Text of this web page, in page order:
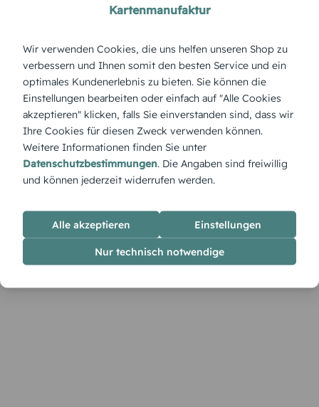
ÜBERBLICK:
Produktbeschreibung
Mit „Im Galopp“ wird der Geburtstag zum rasanten Ritt –
ideal für kleine Pferdefans und wilde Western-Partys mit
Tempo.
Kartenmanufaktur
Wir verwenden Cookies, die uns helfen unseren Shop zu
verbessern und Ihnen somit den besten Service und ein
optimales Kundenerlebnis zu bieten. Sie können die
Einstellungen bearbeiten oder einfach auf "Alle Cookies
akzeptieren" klicken, falls Sie einverstanden sind, dass wir
Ihre Cookies für diesen Zweck verwenden können.
Weitere Informationen finden Sie unter
Datenschutzbestimmungen. Die Angaben sind freiwillig
und können jederzeit widerrufen werden.
Alle akzeptieren Einstellungen
Nur technisch notwendige